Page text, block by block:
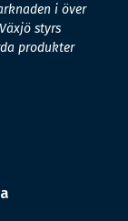
i över
styrs
produkter